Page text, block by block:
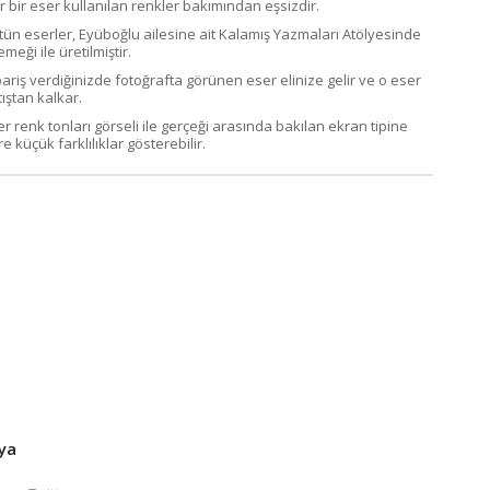
bir eser kullanılan renkler bakımından eşsizdir.
eserler, Eyüboğlu ailesine ait Kalamış Yazmaları Atölyesinde
ile üretilmiştir.
verdiğinizde fotoğrafta görünen eser elinize gelir ve o eser
kalkar.
renk tonları görseli ile gerçeği arasında bakılan ekran tipine
küçük farklılıklar gösterebilir.